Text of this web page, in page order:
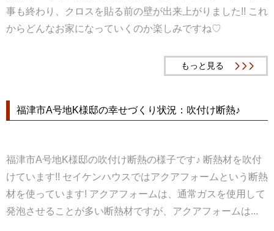
事も終わり、クロスを貼る前の壁が出来上がりました!! これ
からどんなお家になっていくのか楽しみですね♡
もっと見る
福津市A号地K様邸の幸せづくり状況：吹付け断熱♪
福津市A号地K様邸の吹付け断熱の様子です♪ 断熱材を吹付
けています!! セイケンハウスではアクアフォームという断熱
材を使っています! アクアフォームは、通常ガスを使用して
発泡させることが多い断熱材ですが、アクアフォームは...